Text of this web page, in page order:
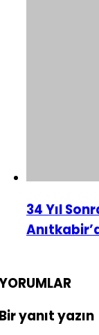
34 Yıl
yanıt yazın